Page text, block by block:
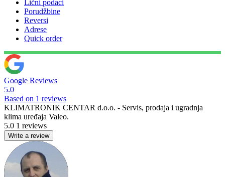
Lični podaci
Porudžbine
Reversi
Adrese
Quick order
Google Reviews
5.0
Based on 1 reviews
KLIMATRONIK CENTAR d.o.o. - Servis, prodaja i ugradnja
klima uređaja Valeo.
5.0 1 reviews
Write a review